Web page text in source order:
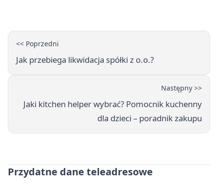
<< Poprzedni
Jak przebiega likwidacja spółki z o.o.?
Następny >>
Jaki kitchen helper wybrać? Pomocnik kuchenny
dla dzieci – poradnik zakupu
Przydatne dane teleadresowe